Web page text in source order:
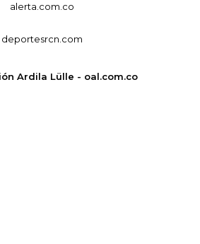
alerta.com.co
deportesrcn.com
Ardila Lülle - oal.com.co